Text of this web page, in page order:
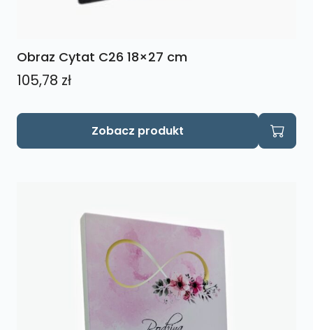
Obraz Cytat C26 18×27 cm
105,78 zł
Zobacz produkt